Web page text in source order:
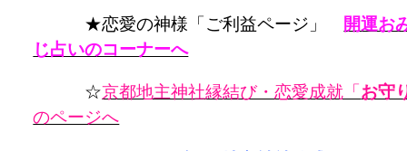
★恋愛の神様「ご利益ページ」 開運お
じ占いのコーナーへ
☆京都地主神社縁結び・恋愛成就「お守
のページへ